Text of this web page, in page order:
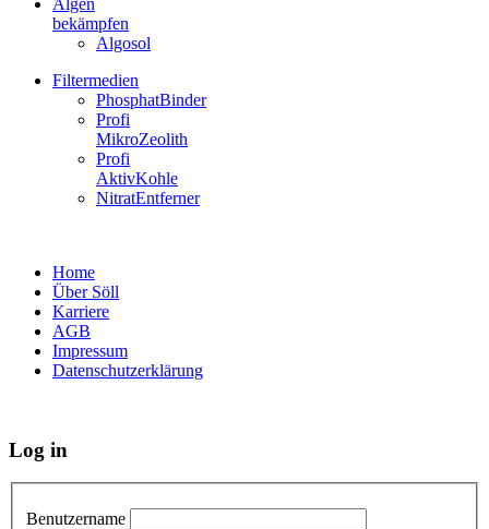
Algen
bekämpfen
Algosol
Filtermedien
PhosphatBinder
Profi
MikroZeolith
Profi
AktivKohle
NitratEntferner
Home
Über Söll
Karriere
AGB
Impressum
Datenschutzerklärung
Log in
Benutzername